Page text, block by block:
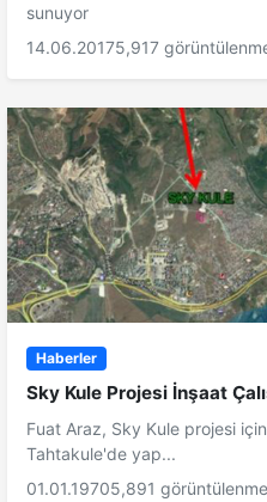
sunuyor
14.06.20175,917
Haberler
Sky Kule Projesi İnşaat
Fuat Araz, Sky Kule projesi için
Tahtakule'de yap...
01.01.19705,891 görüntülenme